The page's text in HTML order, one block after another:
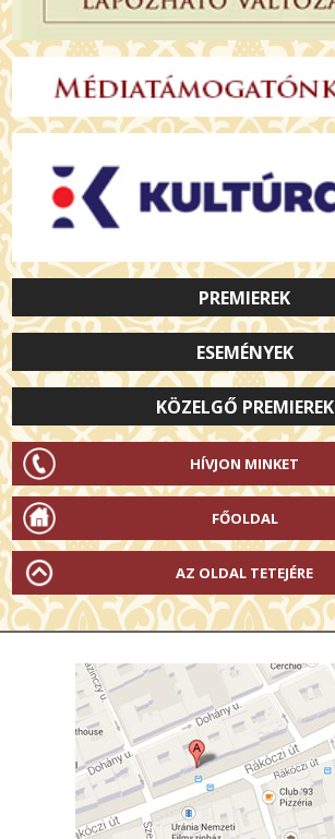
PREMIEREK
ESEMÉNYEK
KÖZELGŐ PREMIEREK
HÍVJON MINKET
FŐOLDAL
AZ OLDAL TETEJÉRE